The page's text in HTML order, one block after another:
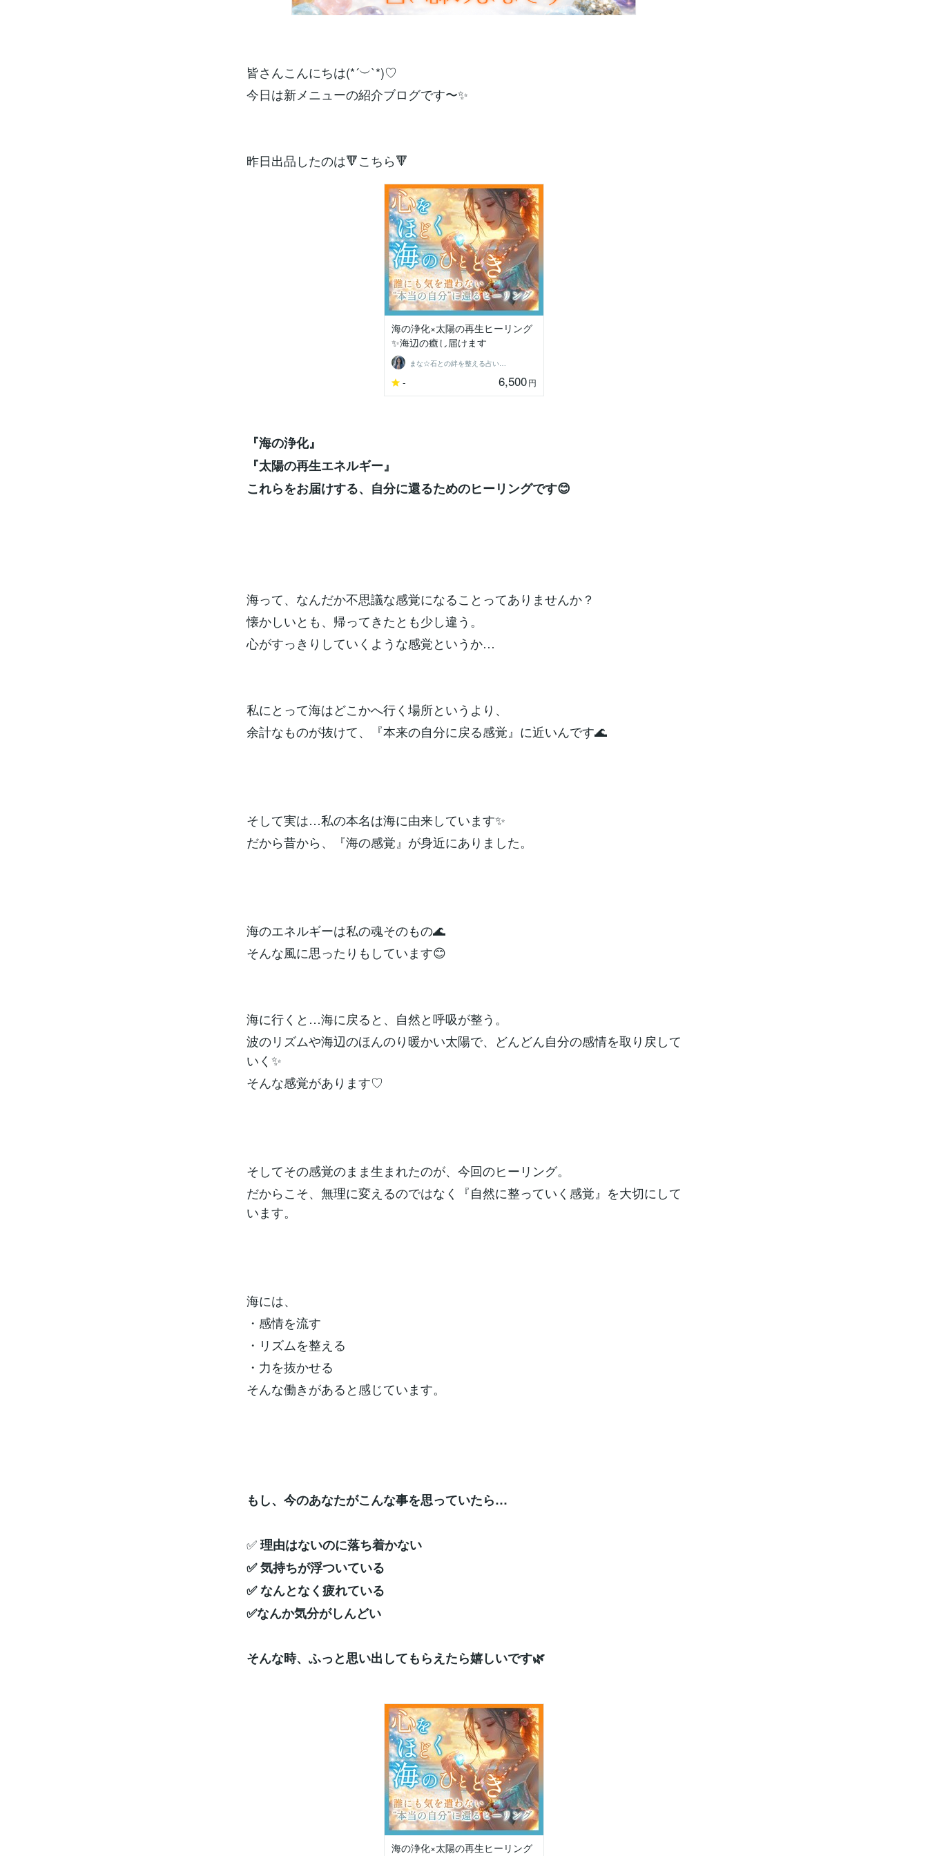
皆さんこんにちは(*´︶`*)♡
今日は新メニューの紹介ブログです〜✨
昨日出品したのは🔻こちら🔻
海の浄化×太陽の再生ヒーリング
✨海辺の癒し届けます
まな☆石との絆を整える占い師＆セラピスト
- 6,500円
『海の浄化』
『太陽の再生エネルギー』
これらをお届けする、自分に還るためのヒーリングです😊
海って、なんだか不思議な感覚になることってありませんか？
懐かしいとも、帰ってきたとも少し違う。
心がすっきりしていくような感覚というか…
私にとって海はどこかへ行く場所というより、
余計なものが抜けて、『本来の自分に戻る感覚』に近いんです🌊
そして実は…私の本名は海に由来しています✨
だから昔から、『海の感覚』が身近にありました。
海のエネルギーは私の魂そのもの🌊
そんな風に思ったりもしています😊
海に行くと…海に戻ると、自然と呼吸が整う。
波のリズムや海辺のほんのり暖かい太陽で、どんどん自分の感情を取り戻して
いく✨
そんな感覚があります♡
そしてその感覚のまま生まれたのが、今回のヒーリング。
だからこそ、無理に変えるのではなく『自然に整っていく感覚』を大切にして
います。
海には、
・感情を流す
・リズムを整える
・力を抜かせる
そんな働きがあると感じています。
もし、今のあなたがこんな事を思っていたら…
✅️理由はないのに落ち着かない
✅️ 気持ちが浮ついている
✅️ なんとなく疲れている
✅️なんか気分がしんどい
そんな時、ふっと思い出してもらえたら嬉しいです🌿
海の浄化×太陽の再生ヒーリング